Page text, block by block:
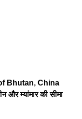
Bhutan, China
म्यांमार की सीमा